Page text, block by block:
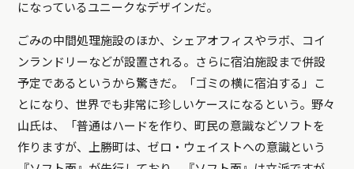
になっているユニークなデザインだ。
ごみの中間処理施設のほか、シェアオフィスやラボ、コイ
ンランドリーなどが設置される。さらに宿泊施設まで併設
予定であるというから驚きだ。「ゴミの横に宿泊する」こ
とになり、世界でも非常に珍しいケースになるという。野々
山氏は、「普通はハードを作り、町民の意識などソフトを
作りますが、上勝町は、ゼロ・ウェイストへの意識という